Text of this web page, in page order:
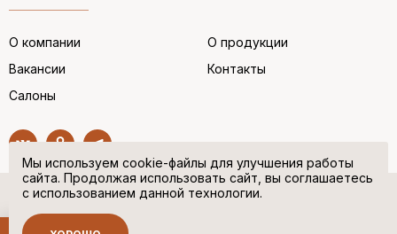
О компании
Вакансии
Салоны
О продукции
Контакты
© “НЕМЕЦКАЯ ОБУВЬ” 2017. Все права защищены.
Политика в отношении персональных данных
Мы используем cookie-файлы для улучшения работы
сайта. Продолжая использовать сайт, вы соглашаетесь
с использованием данной технологии.